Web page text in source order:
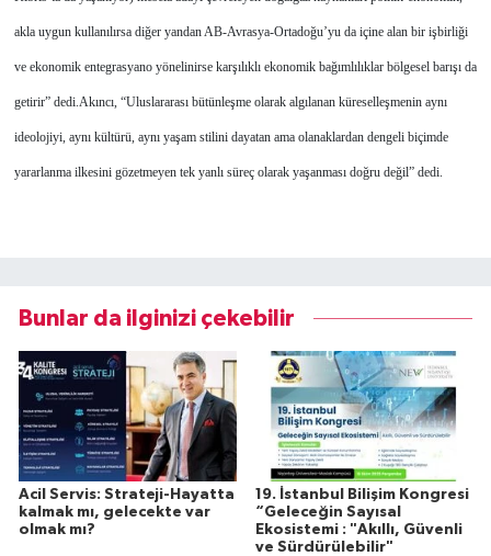
akla uygun kullanılırsa diğer yandan AB-Avrasya-Ortadoğu’yu da içine alan bir işbirliği
ve ekonomik entegrasyano yönelinirse karşılıklı ekonomik bağımlılıklar bölgesel barışı da
getirir” dedi.Akıncı, “Uluslararası bütünleşme olarak algılanan küreselleşmenin aynı
ideolojiyi, aynı kültürü, aynı yaşam stilini dayatan ama olanaklardan dengeli biçimde
yararlanma ilkesini gözetmeyen tek yanlı süreç olarak yaşanması doğru değil” dedi.
Bunlar da ilginizi çekebilir
Acil Servis: Strateji-Hayatta
kalmak mı, gelecekte var
olmak mı?
19. İstanbul Bilişim Kongresi
“Geleceğin Sayısal
Ekosistemi : "Akıllı, Güvenli
ve Sürdürülebilir"